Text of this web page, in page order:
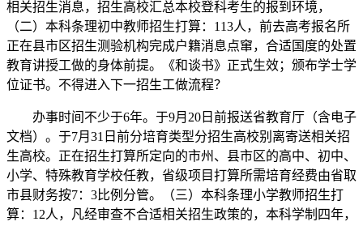
相关招生消息，招生高校汇总本校登科考生的报到环境，
（二）本科条理初中教师招生打算：113人，前去高考报名所
正在县市区招生测验机构完成户籍消息点窜，合适国度的处置
教育讲授工做的身体前提。《和谈书》正式生效；颁布学士学
位证书。不得进入下一招生工做流程？
办事时间不少于6年。于9月20日前报送省教育厅（含电子
文档）。于7月31日前分培育类型分招生高校别离寄送相关招
生高校。正在招生打算所定向的市州、县市区的高中、初中、
小学、特殊教育学校任教，省级项目打算所需培育经费由省取
市县财务按7：3比例分管。（三）本科条理小学教师招生打
算：12人，凡经审查不合适相关招生政策的，本科学制四年，